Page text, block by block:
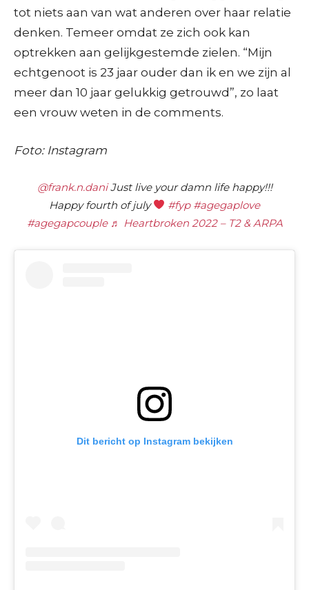
tot niets aan van wat anderen over haar relatie
denken. Temeer omdat ze zich ook kan
optrekken aan gelijkgestemde zielen. “Mijn
echtgenoot is 23 jaar ouder dan ik en we zijn al
meer dan 10 jaar gelukkig getrouwd”, zo laat
een vrouw weten in de comments.
Foto: Instagram
@frank.n.daniJust live your damn life happy!!!
Happy fourth of july
#fyp #agegaplove
#agegapcouple ♬ Heartbroken 2022 – T2 & ARPA
Dit bericht op Instagram bekijken